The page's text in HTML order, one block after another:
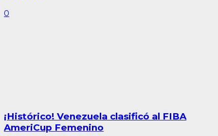
0
¡Histórico! Venezuela clasificó al FIBA
AmeriCup Femenino